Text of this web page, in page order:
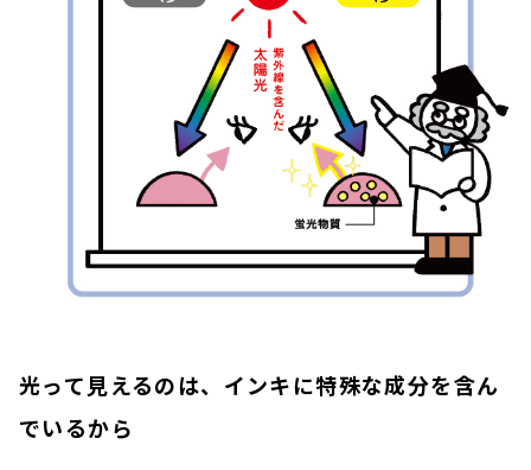
光って見えるのは、インキに特殊な成分を含ん
でいるから